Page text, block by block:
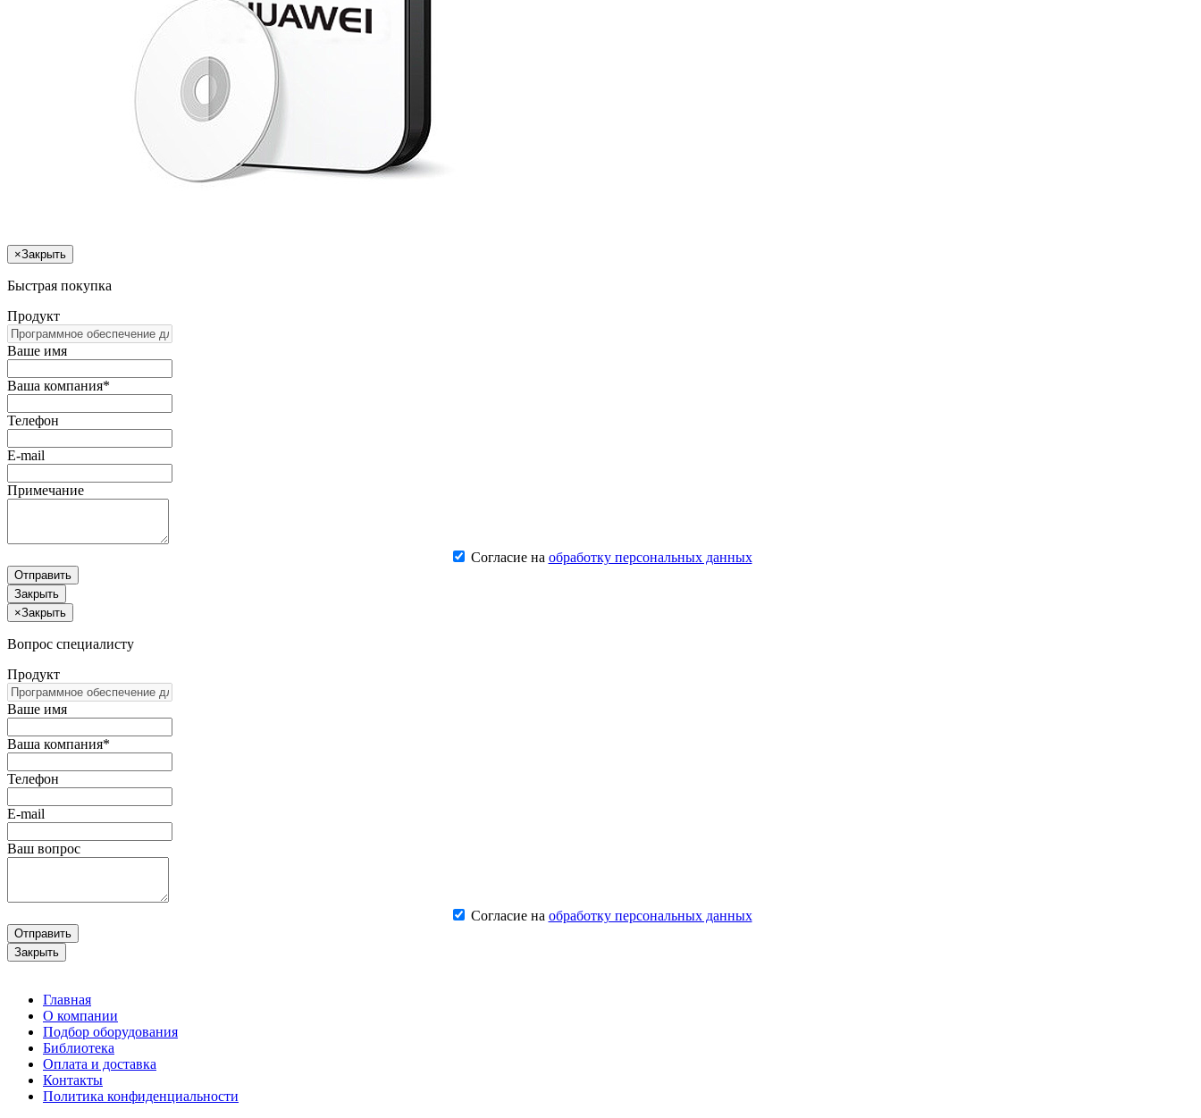
×Закрыть
Быстрая покупка
Продукт
Ваше имя
Ваша компания*
Телефон
E-mail
Примечание
Согласие на обработку персональных данных
Отправить
Закрыть
×Закрыть
Вопрос специалисту
Продукт
Ваше имя
Ваша компания*
Телефон
E-mail
Ваш вопрос
Согласие на обработку персональных данных
Отправить
Закрыть
Главная
О компании
Подбор оборудования
Библиотека
Оплата и доставка
Контакты
Политика конфиденциальности